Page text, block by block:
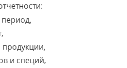
период,
продукции,
и специй,